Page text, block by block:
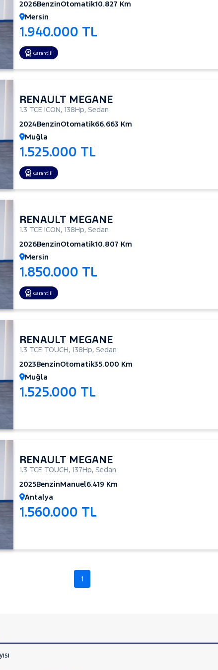
2026BenzinOtomatik10.827 Km
Mersin
1.940.000 TL
Garantili
RENAULT MEGANE
1.3 TCE ICON, 138Hp, Sedan
2024BenzinOtomatik66.663 Km
Muğla
1.525.000 TL
Garantili
RENAULT MEGANE
1.3 TCE ICON, 138Hp, Sedan
2026BenzinOtomatik10.807 Km
Mersin
1.850.000 TL
Garantili
RENAULT MEGANE
1.3 TCE TOUCH, 138Hp, Sedan
2023BenzinOtomatik35.000 Km
Muğla
1.525.000 TL
RENAULT MEGANE
1.3 TCE TOUCH, 137Hp, Sedan
2025BenzinManuel6.419 Km
Antalya
1.560.000 TL
1